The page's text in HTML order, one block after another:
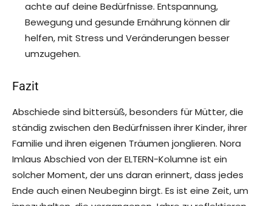
achte auf deine Bedürfnisse. Entspannung,
Bewegung und gesunde Ernährung können dir
helfen, mit Stress und Veränderungen besser
umzugehen.
Fazit
Abschiede sind bittersüß, besonders für Mütter, die
ständig zwischen den Bedürfnissen ihrer Kinder, ihrer
Familie und ihren eigenen Träumen jonglieren. Nora
Imlaus Abschied von der ELTERN-Kolumne ist ein
solcher Moment, der uns daran erinnert, dass jedes
Ende auch einen Neubeginn birgt. Es ist eine Zeit, um